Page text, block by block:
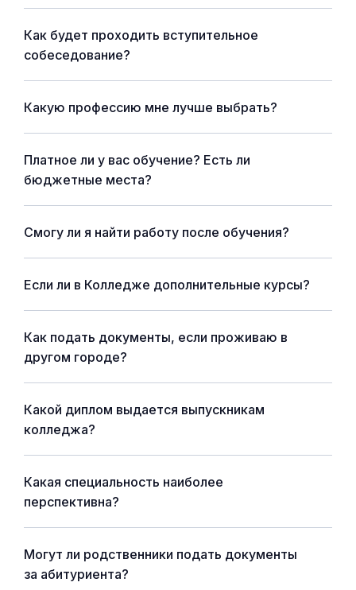
Как будет проходить вступительное
собеседование?
Какую профессию мне лучше выбрать?
Платное ли у вас обучение? Есть ли
бюджетные места?
Смогу ли я найти работу после обучения?
Если ли в Колледже дополнительные курсы?
Как подать документы, если проживаю в
другом городе?
Какой диплом выдается выпускникам
колледжа?
Какая специальность наиболее
перспективна?
Могут ли родственники подать документы
за абитуриента?